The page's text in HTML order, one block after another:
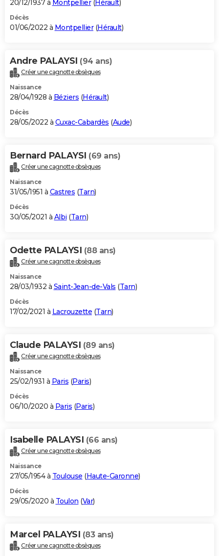
20/12/1937 à Montpellier(Hérault)
Décès
01/06/2022 à Montpellier(Hérault)
Andre PALAYSI (94 ans)
Créer une cagnotte obsèques
Naissance
28/04/1928 à Béziers (Hérault)
Décès
28/05/2022 à Cuxac-Cabardès (Aude)
Bernard PALAYSI (69 ans)
Créer une cagnotte obsèques
Naissance
31/05/1951 à Castres (Tarn)
Décès
30/05/2021 à Albi (Tarn)
Odette PALAYSI (88 ans)
Créer une cagnotte obsèques
Naissance
28/03/1932 à Saint-Jean-de-Vals (Tarn)
Décès
17/02/2021 à Lacrouzette (Tarn)
Claude PALAYSI (89 ans)
Créer une cagnotte obsèques
Naissance
25/02/1931 à Paris (Paris)
Décès
06/10/2020 à Paris (Paris)
Isabelle PALAYSI (66 ans)
Créer une cagnotte obsèques
Naissance
27/05/1954 à Toulouse (Haute-Garonne)
Décès
29/05/2020 à Toulon (Var)
Marcel PALAYSI (83 ans)
Créer une cagnotte obsèques